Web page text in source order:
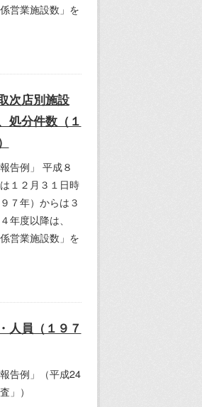
営業施設数」を
次店別施設
処分件数（１
告例」 平成８
１２月３１日時
７年）からは３
年度以降は、
営業施設数」を
人員（１９７
告例」（平成24
」）